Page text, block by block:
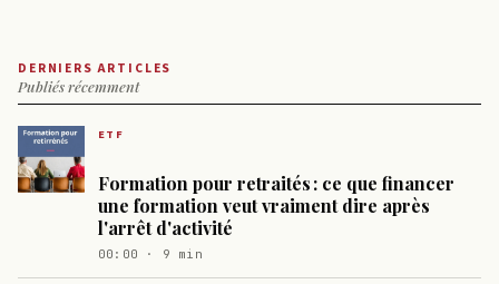
DERNIERS ARTICLES
Publiés récemment
ETF
Formation pour retraités : ce que financer
une formation veut vraiment dire après
l'arrêt d'activité
00:00 · 9 min